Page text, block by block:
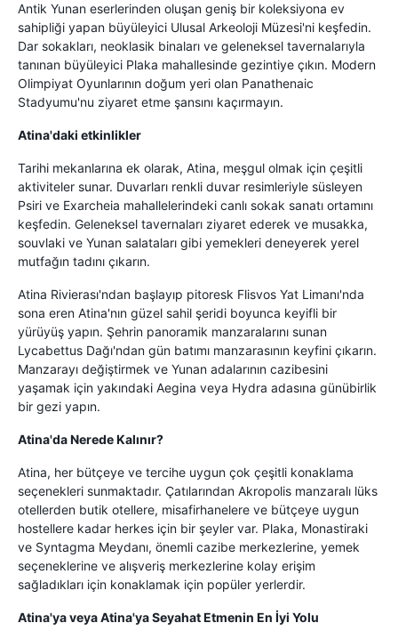
Antik Yunan eserlerinden oluşan geniş bir koleksiyona ev
sahipliği yapan büyüleyici Ulusal Arkeoloji Müzesi'ni keşfedin.
Dar sokakları, neoklasik binaları ve geleneksel tavernalarıyla
tanınan büyüleyici Plaka mahallesinde gezintiye çıkın. Modern
Olimpiyat Oyunlarının doğum yeri olan Panathenaic
Stadyumu'nu ziyaret etme şansını kaçırmayın.
Atina'daki etkinlikler
Tarihi mekanlarına ek olarak, Atina, meşgul olmak için çeşitli
aktiviteler sunar. Duvarları renkli duvar resimleriyle süsleyen
Psiri ve Exarcheia mahallelerindeki canlı sokak sanatı ortamını
keşfedin. Geleneksel tavernaları ziyaret ederek ve musakka,
souvlaki ve Yunan salataları gibi yemekleri deneyerek yerel
mutfağın tadını çıkarın.
Atina Rivierası'ndan başlayıp pitoresk Flisvos Yat Limanı'nda
sona eren Atina'nın güzel sahil şeridi boyunca keyifli bir
yürüyüş yapın. Şehrin panoramik manzaralarını sunan
Lycabettus Dağı'ndan gün batımı manzarasının keyfini çıkarın.
Manzarayı değiştirmek ve Yunan adalarının cazibesini
yaşamak için yakındaki Aegina veya Hydra adasına günübirlik
bir gezi yapın.
Atina'da Nerede Kalınır?
Atina, her bütçeye ve tercihe uygun çok çeşitli konaklama
seçenekleri sunmaktadır. Çatılarından Akropolis manzaralı lüks
otellerden butik otellere, misafirhanelere ve bütçeye uygun
hostellere kadar herkes için bir şeyler var. Plaka, Monastiraki
ve Syntagma Meydanı, önemli cazibe merkezlerine, yemek
seçeneklerine ve alışveriş merkezlerine kolay erişim
sağladıkları için konaklamak için popüler yerlerdir.
Atina'ya veya Atina'ya Seyahat Etmenin En İyi Yolu